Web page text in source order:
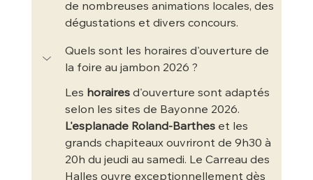
de nombreuses animations locales, des
dégustations et divers concours.
Quels sont les horaires d'ouverture de
la foire au jambon 2026 ?
Les horaires d'ouverture sont adaptés
selon les sites de Bayonne 2026.
L'esplanade Roland-Barthes et les
grands chapiteaux ouvriront de 9h30 à
20h du jeudi au samedi. Le Carreau des
Halles ouvre exceptionnellement dès